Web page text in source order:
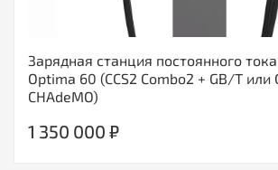
Зарядная станция постоянного
Optima 60 (CCS2 Combo2 + GB/T или
CHAdeMO)
1 350 000 ₽